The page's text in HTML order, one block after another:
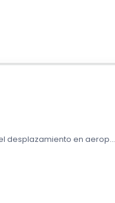
desplazamiento en aerop...